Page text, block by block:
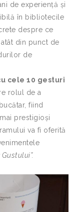
de experiență și
în bibliotecile
despre ce
din punct de
de
cele 10 gesturi
rolul de a
fiind
prestigioși
va fi oferită